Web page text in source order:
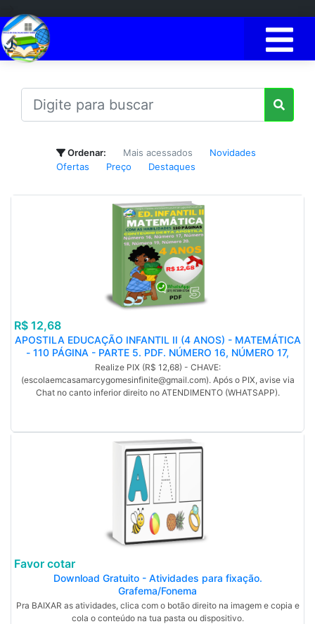
Ordenar: Mais acessados
Novidades
Ofertas
Preço Destaques
R$ 12,68
APOSTILA EDUCAÇÃO INFANTIL II (4 ANOS) - MATEMÁTICA
- 110 PÁGINA - PARTE 5. PDF. NÚMERO 16, NÚMERO 17,
NÚMERO 18, NÚMERO 19 NÚMERO 20. COM HABILIDADES
DA BNCC. (MP)
Realize PIX (R$ 12,68) - CHAVE:
(escolaemcasamarcygomesinfinite@gmail.com). Após o PIX, avise via
Chat no canto inferior direito no ATENDIMENTO (WHATSAPP).
Favor cotar
Download Gratuito - Atividades para fixação.
Grafema/Fonema
Pra BAIXAR as atividades, clica com o botão direito na imagem e copia e
cola o conteúdo na tua pasta ou dispositivo.